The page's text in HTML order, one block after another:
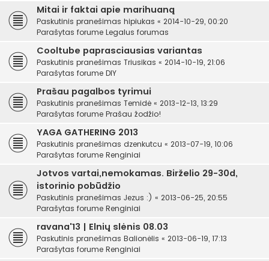
Mitai ir faktai apie marihuaną
Paskutinis pranešimas hipiukas « 2014-10-29, 00:20
Parašytas forume Legalus forumas
Cooltube paprasciausias variantas
Paskutinis pranešimas Triusikas « 2014-10-19, 21:06
Parašytas forume DIY
Prašau pagalbos tyrimui
Paskutinis pranešimas Temidė « 2013-12-13, 13:29
Parašytas forume Prašau žodžio!
YAGA GATHERING 2013
Paskutinis pranešimas dzenkutcu « 2013-07-19, 10:06
Parašytas forume Renginiai
Jotvos vartai,nemokamas. Birželio 29-30d,
istorinio pobūdžio
Paskutinis pranešimas Jezus :) « 2013-06-25, 20:55
Parašytas forume Renginiai
ravana'13 | Elnių slėnis 08.03
Paskutinis pranešimas Balionėlis « 2013-06-19, 17:13
Parašytas forume Renginiai